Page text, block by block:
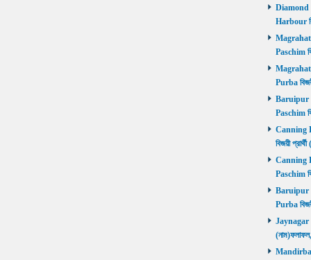
Diamond
Harbour
Magrahat
Paschim
Magrahat
Purba
Baruipur
Paschim
Canning
বিজয়ী
Canning
Paschim
Baruipur
Purba
Jaynagar